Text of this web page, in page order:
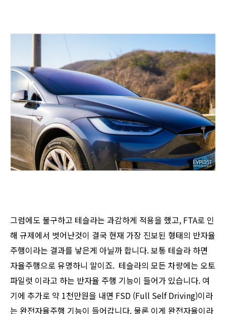
그럼에도 불구하고 테슬라는 과감하게 적용을 했고, FTA로 인
해 규제에서 벗어난것이 결국 현재 가장 진보된 형태의 반자율
주행이라는 결과를 낳은게 아닐까 합니다. 보통 테슬라 하면
자율주행으로 유명하니 말이죠. 테슬라의 모든 차량에는 오토
파일럿 이라고 하는 반자율 주행 기능이 들어가 있습니다. 여
기에 추가로 약 1천만원을 내면 FSD (Full Self Driving)이라
는 완전자율주행 기능이 들어갑니다. 물론 이게 완전자율이라